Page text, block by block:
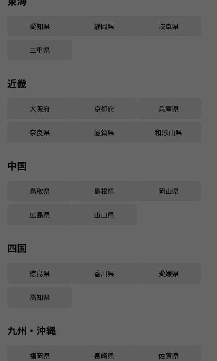
愛知県 静岡県 岐阜県
三重県
近畿
大阪府 京都府 兵庫県
奈良県 滋賀県 和歌山県
中国
鳥取県 島根県 岡山県
広島県 山口県
四国
徳島県 香川県 愛媛県
高知県
九州・沖縄
福岡県 長崎県 佐賀県